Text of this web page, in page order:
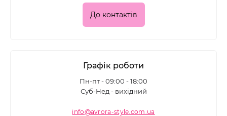
До контактів
Графік роботи
Пн-пт - 09:00 - 18:00
Суб-Нед - вихідний
info@avrora-style.com.ua